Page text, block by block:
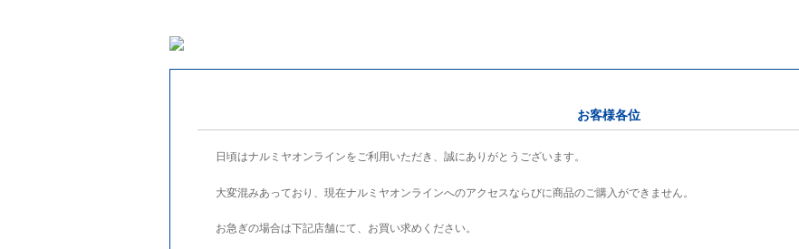
お客様各位
日頃はナルミヤオンラインをご利用いただき、誠にありがとうございます。
大変混みあっており、現在ナルミヤオンラインへのアクセスならびに商品のご購入ができません。
お急ぎの場合は下記店舗にて、お買い求めください。